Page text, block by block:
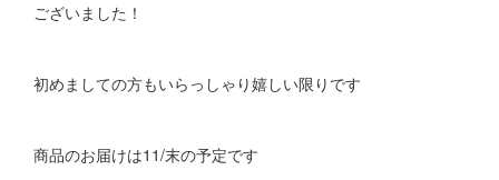
ございました！
初めましての方もいらっしゃり嬉しい限りです
商品のお届けは11/末の予定です